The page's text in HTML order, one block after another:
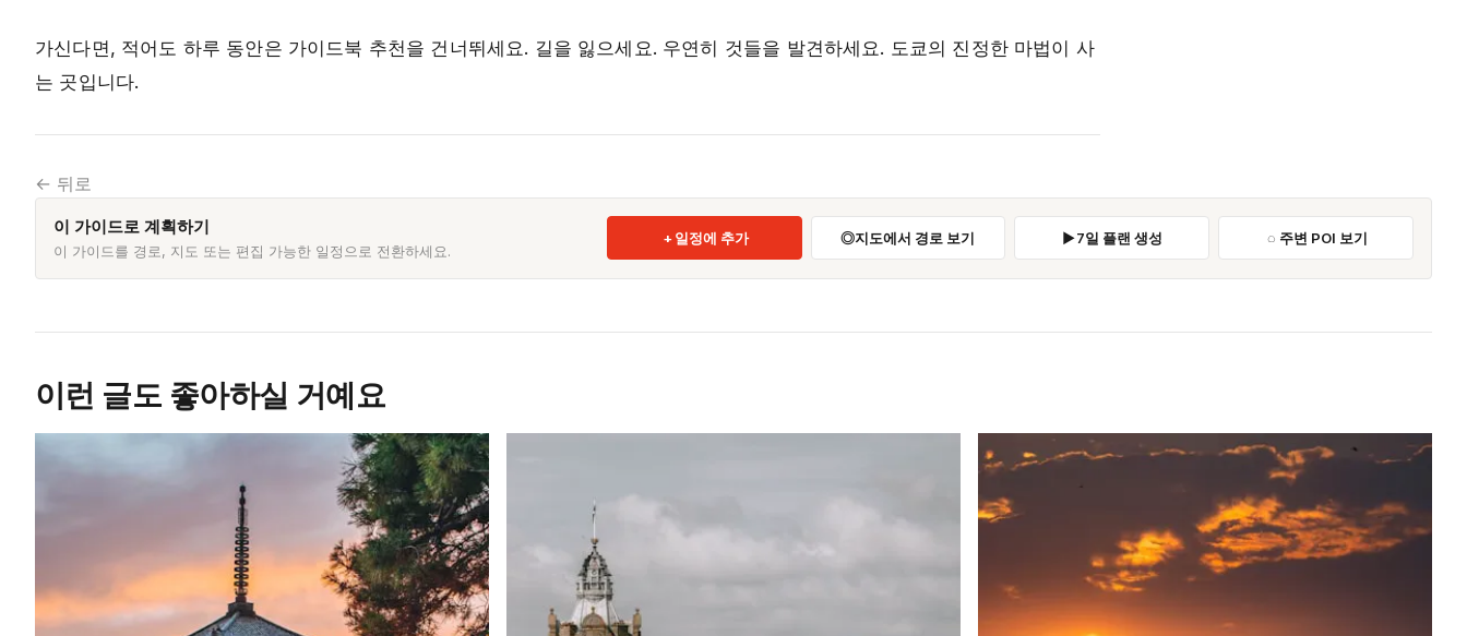
가신다면, 적어도 하루 동안은 가이드북 추천을 건너뛰세요. 길을 잃으세요. 우연히 것들을 발견하세요. 도쿄의 진정한 마법이 사
는 곳입니다.
← 뒤로
이 가이드로 계획하기
이 가이드를 경로, 지도 또는 편집 가능한 일정으로 전환하세요.
일정에 추가 지도에서 경로 보기 7일 플랜 생성 주변 POI 보기
이런 글도 좋아하실 거예요